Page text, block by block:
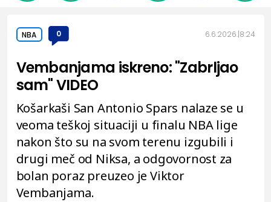
NBA 0 6.6.2026. 8:24
Vembanjama iskreno: "Zabrljao
sam" VIDEO
Košarkaši San Antonio Spars nalaze se u
veoma teškoj situaciji u finalu NBA lige
nakon što su na svom terenu izgubili i
drugi meč od Niksa, a odgovornost za
bolan poraz preuzeo je Viktor
Vembanjama.